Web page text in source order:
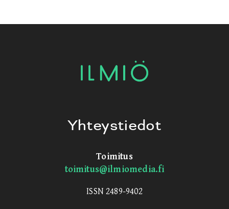
Yhteystiedot
Toimitus
toimitus@ilmiomedia.fi
ISSN 2489-9402